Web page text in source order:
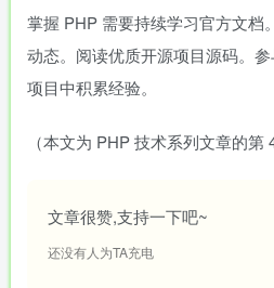
掌握 PHP 需要持续学习官方文档
动态。阅读优质开源项目源码。
项目中积累经验。
（本文为 PHP 技术系列文章的第
文章很赞,支持一下吧~
还没有人为TA充电